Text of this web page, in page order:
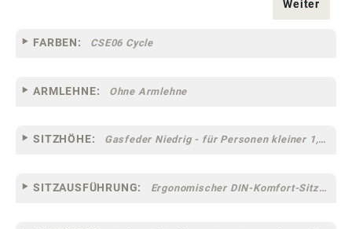
Weiter
FARBEN: CSE06 Cycle
ARMLEHNE: Ohne Armlehne
SITZHÖHE: Gasfeder Niedrig - für Personen kleiner 1,60 m
SITZAUSFÜHRUNG: Ergonomischer DIN-Komfort-Sitz [75]